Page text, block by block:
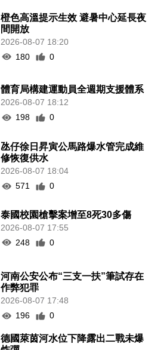
橙色高溫提示生效 避暑中心延長夜
間開放
2026-08-07 18:20
180
0
體育局構建運動員全週期支援體系
2026-08-07 18:12
198
0
氹仔徐日昇寅公馬路爆水管完成維
修恢復供水
2026-08-07 18:04
571
0
泰國校園槍擊案增至8死30多傷
2026-08-07 17:55
248
0
河南公安公布“三支一扶”筆試存在
作弊犯罪
2026-08-07 17:48
196
0
德國萊茵河水位下降露出二戰未爆